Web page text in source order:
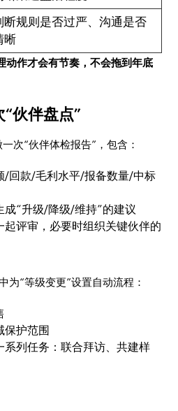
断规则是否过严、沟通是否
晰
动作才会有节奏，不会拖到年底
伙伴盘点”
次“伙伴体检报告”，包含：
/回款/毛利水平/报备数量/中标
成“升级/降级/维持”的建议
起评审，必要时组织关键伙伴的
为“等级变更”设置自动流程：
保护范围
系列任务：联合拜访、共建样